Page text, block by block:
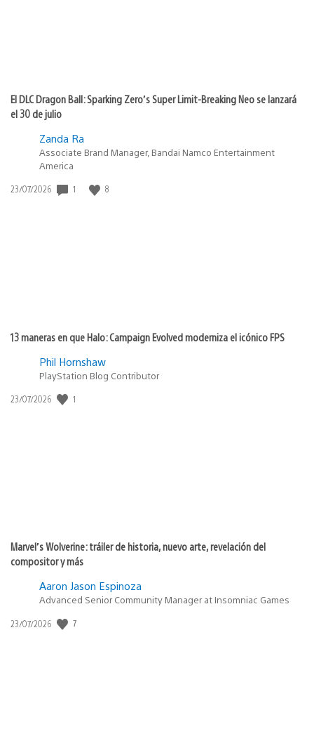
El DLC Dragon Ball: Sparking Zero’s Super Limit-Breaking Neo se lanzará
el 30 de julio
Zanda Ra
Associate Brand Manager, Bandai Namco Entertainment
America
Fecha
23/07/2026 1 8
13 maneras en que Halo: Campaign Evolved moderniza el icónico FPS
Phil Hornshaw
PlayStation Blog Contributor
Fecha
23/07/2026 1
Marvel’s Wolverine: tráiler de historia, nuevo arte, revelación del
compositor y más
Aaron Jason Espinoza
Advanced Senior Community Manager at Insomniac Games
Fecha
23/07/2026 7